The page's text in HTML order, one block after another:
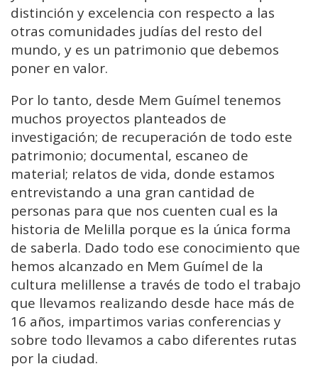
distinción y excelencia con respecto a las
otras comunidades judías del resto del
mundo, y es un patrimonio que debemos
poner en valor.
Por lo tanto, desde Mem Guímel tenemos
muchos proyectos planteados de
investigación; de recuperación de todo este
patrimonio; documental, escaneo de
material; relatos de vida, donde estamos
entrevistando a una gran cantidad de
personas para que nos cuenten cual es la
historia de Melilla porque es la única forma
de saberla. Dado todo ese conocimiento que
hemos alcanzado en Mem Guímel de la
cultura melillense a través de todo el trabajo
que llevamos realizando desde hace más de
16 años, impartimos varias conferencias y
sobre todo llevamos a cabo diferentes rutas
por la ciudad.